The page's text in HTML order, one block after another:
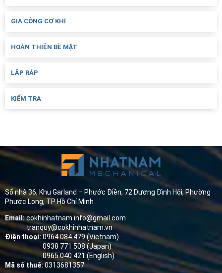
GIA CÔNG CƠ KHÍ
HOÀN THIỆN BỀ MẶT
LẮP RÁP
KIỂM TRA
Số nhà 36, Khu Garland – Phước Điền, 72 Dương Đình Hội, Phường
Phước Long, TP Hồ Chí Minh
Email:cokhinhatnam.info@gmail.com
tranquy@cokhinhatnam.vn
Điện thoại:0964 084 479 (Vietnam)
0938 771 508 (Japan)
0965 040 421 (English)
Mã số thuế: 0313681357